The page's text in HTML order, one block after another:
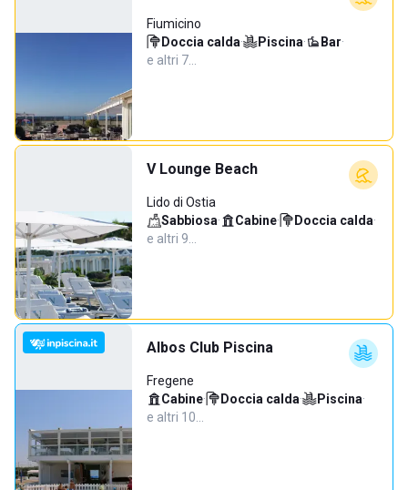
Fiumicino
Doccia calda· Piscina· Bar·
e altri 7…
V Lounge Beach
Lido di Ostia
Sabbiosa· Cabine· Doccia calda·
e altri 9…
Albos Club Piscina
Fregene
Cabine· Doccia calda· Piscina·
e altri 10…